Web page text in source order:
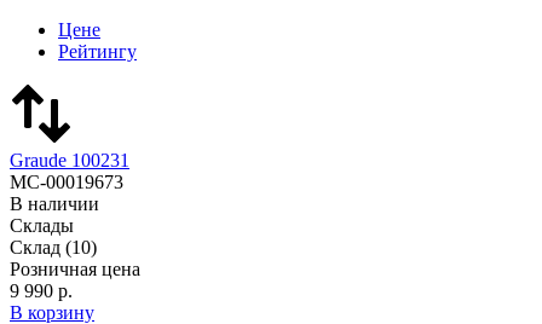
Цене
Рейтингу
Graude 100231
МС-00019673
В наличии
Склады
Склад (10)
Розничная цена
9 990 р.
В корзину